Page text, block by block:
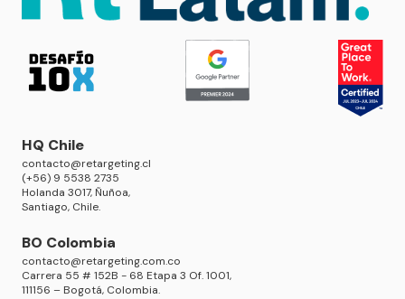
HQ Chile
contacto@retargeting.cl
(+56) 9 5538 2735
Holanda 3017, Ñuñoa,
Santiago, Chile.
BO Colombia
contacto@retargeting.com.co
Carrera 55 # 152B - 68 Etapa 3 Of. 1001,
111156 – Bogotá, Colombia.